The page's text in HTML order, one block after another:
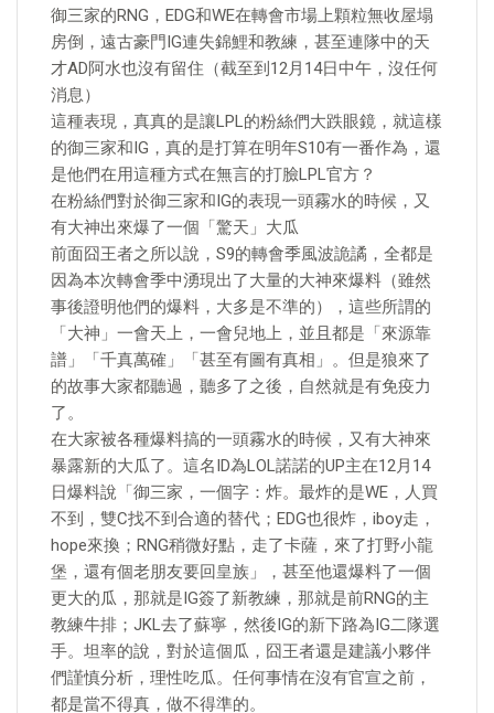
御三家的RNG，EDG和WE在轉會市場上顆粒無收屋塌
房倒，遠古豪門IG連失錦鯉和教練，甚至連隊中的天
才AD阿水也沒有留住（截至到12月14日中午，沒任何
消息）
這種表現，真真的是讓LPL的粉絲們大跌眼鏡，就這樣
的御三家和IG，真的是打算在明年S10有一番作為，還
是他們在用這種方式在無言的打臉LPL官方？
在粉絲們對於御三家和IG的表現一頭霧水的時候，又
有大神出來爆了一個「驚天」大瓜
前面囧王者之所以說，S9的轉會季風波詭譎，全都是
因為本次轉會季中湧現出了大量的大神來爆料（雖然
事後證明他們的爆料，大多是不準的），這些所謂的
「大神」一會天上，一會兒地上，並且都是「來源靠
譜」「千真萬確」「甚至有圖有真相」。但是狼來了
的故事大家都聽過，聽多了之後，自然就是有免疫力
了。
在大家被各種爆料搞的一頭霧水的時候，又有大神來
暴露新的大瓜了。這名ID為LOL諾諾的UP主在12月14
日爆料說「御三家，一個字：炸。最炸的是WE，人買
不到，雙C找不到合適的替代；EDG也很炸，iboy走，
hope來換；RNG稍微好點，走了卡薩，來了打野小龍
堡，還有個老朋友要回皇族」，甚至他還爆料了一個
更大的瓜，那就是IG簽了新教練，那就是前RNG的主
教練牛排；JKL去了蘇寧，然後IG的新下路為IG二隊選
手。坦率的說，對於這個瓜，囧王者還是建議小夥伴
們謹慎分析，理性吃瓜。任何事情在沒有官宣之前，
都是當不得真，做不得準的。